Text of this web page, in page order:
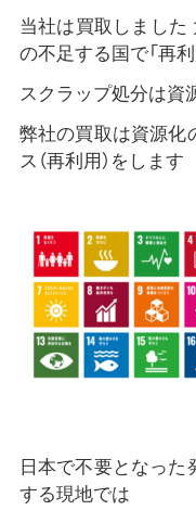
当社は買取しました
の不足する国で「再
スクラップ処分は資
弊社の買取は資源化
ス（再利用）をします
日本で不要となっ
する現地では